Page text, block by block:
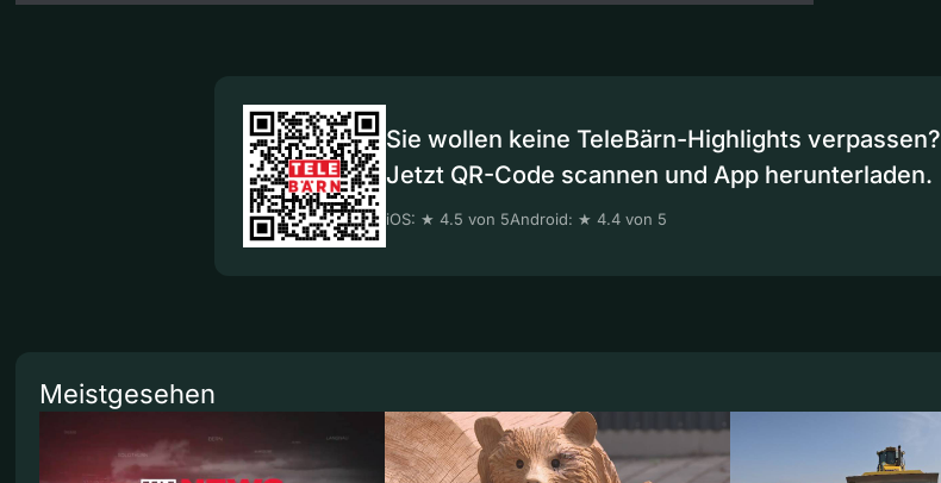
Sie wollen keine TeleBärn-Highlights verpassen?
Jetzt QR-Code scannen und App herunterladen.
iOS: ★ 4.5 von 5Android: ★ 4.4 von 5
Meistgesehen